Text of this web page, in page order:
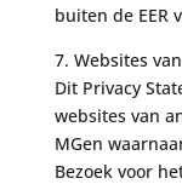
buiten de EER
7. Websites
Dit Privacy
websites van
MGen
Bezoek voor